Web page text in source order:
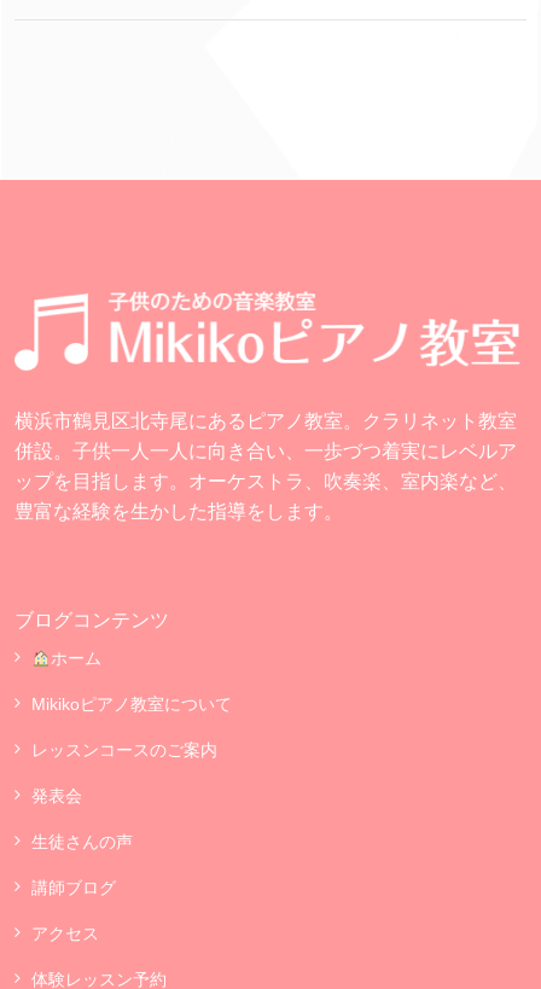
横浜市鶴見区北寺尾にあるピアノ教室。クラリネット教室
併設。子供一人一人に向き合い、一歩づつ着実にレベルア
ップを目指します。オーケストラ、吹奏楽、室内楽など、
豊富な経験を生かした指導をします。
ブログコンテンツ
ホーム
Mikikoピアノ教室について
レッスンコースのご案内
発表会
生徒さんの声
講師ブログ
アクセス
体験レッスン予約